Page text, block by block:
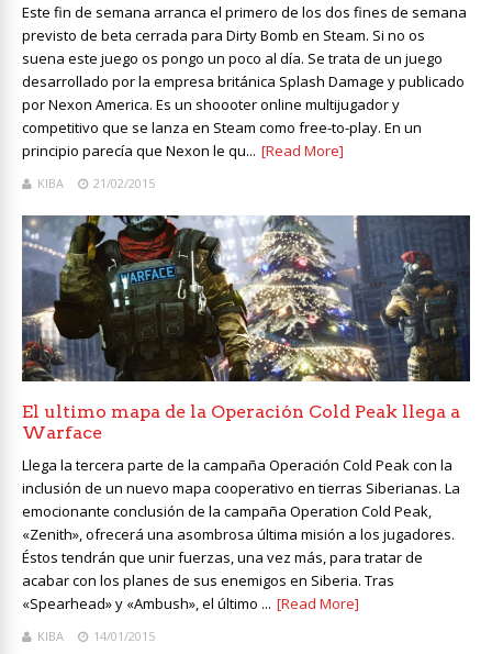
Este fin de semana arranca el primero de los dos fines de semana
previsto de beta cerrada para Dirty Bomb en Steam. Si no os
suena este juego os pongo un poco al día. Se trata de un juego
desarrollado por la empresa británica Splash Damage y publicado
por Nexon America. Es un shoooter online multijugador y
competitivo que se lanza en Steam como free-to-play. En un
principio parecía que Nexon le qu... [Read More]
KIBA 21/02/2015
El ultimo mapa de la Operación Cold Peak llega a
Warface
Llega la tercera parte de la campaña Operación Cold Peak con la
inclusión de un nuevo mapa cooperativo en tierras Siberianas. La
emocionante conclusión de la campaña Operation Cold Peak,
«Zenith», ofrecerá una asombrosa última misión a los jugadores.
Éstos tendrán que unir fuerzas, una vez más, para tratar de
acabar con los planes de sus enemigos en Siberia. Tras
«Spearhead» y «Ambush», el último ... [Read More]
KIBA 14/01/2015